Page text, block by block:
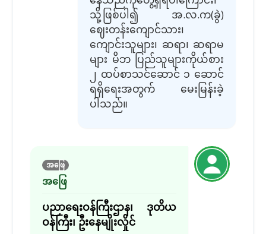
သို့ဖြစ်ပါ၍ အ.လ.က(ခွဲ)
ဈေးတန်းကျောင်သား၊
ကျောင်းသူများ၊ ဆရာ၊ ဆရာမ
များ မိဘ ပြည်သူများကိုယ်စား
၂ ထပ်စာသင်ဆောင် ၁ ဆောင်
ရရှိရေးအတွက် မေးမြန်းခဲ့
ပါသည်။
အဖြေ
အဖြေ
ပညာရေးဝန်ကြီးဌာန၊ ဒုတိယ
ဝန်ကြီး၊ ဦးနေမျိုးလှိုင်